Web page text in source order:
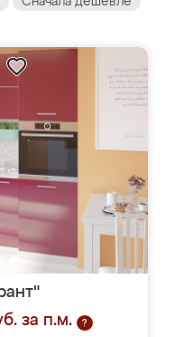
за п.м.
?